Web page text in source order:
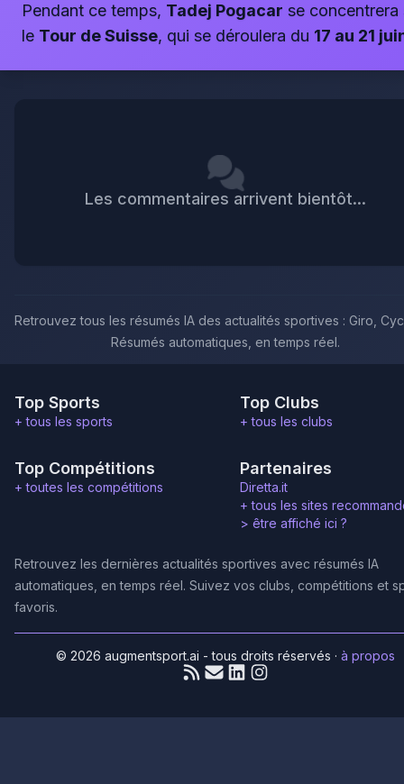
Pendant ce temps, Tadej Pogacar se concentrera
le Tour de Suisse, qui se déroulera du 17 au 21
Les commentaires arrivent bientôt...
Retrouvez tous les résumés IA des actualités sportives : Giro,
Résumés automatiques, en temps réel.
Top Sports
+ tous les sports
Top Clubs
+ tous les clubs
Top Compétitions
+ toutes les compétitions
Partenaires
Diretta.it
+ tous les sites
> être affiché ici ?
Retrouvez les dernières actualités sportives avec résumés IA
automatiques, en temps réel. Suivez vos clubs, compétitions et
favoris.
© 2026 augmentsport.ai - tous droits réservés · à propos